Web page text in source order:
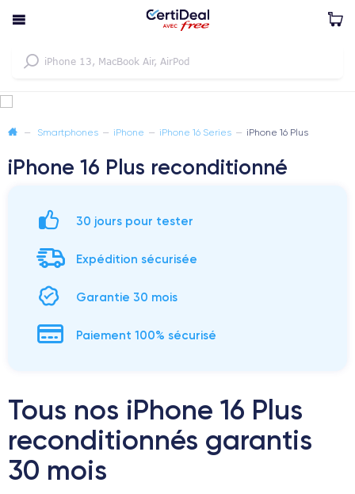
— Smartphones — iPhone — iPhone 16 Series — iPhone 16 Plus
iPhone 16 Plus reconditionné
30 jours pour tester
Expédition sécurisée
Garantie 30 mois
Paiement 100% sécurisé
Tous nos iPhone 16 Plus
reconditionnés garantis
30 mois